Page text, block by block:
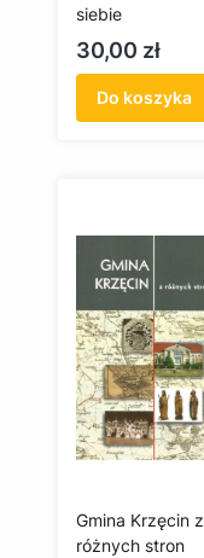
siebie
Cena
30,00 zł
Do koszyka
Gmina Krzęcin z
różnych stron